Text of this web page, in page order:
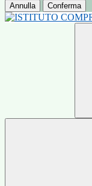
Annulla Conferma